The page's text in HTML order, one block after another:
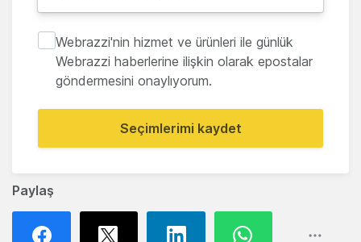
Paylaş
Webrazzi'nin hizmet ve ürünleri ile günlük
Webrazzi haberlerine ilişkin olarak epostalar
göndermesini onaylıyorum.
Seçimlerimi kaydet